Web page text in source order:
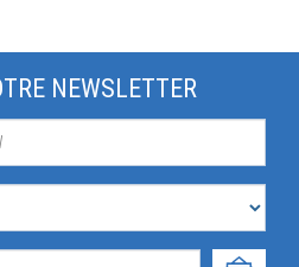
NEWSLETTER